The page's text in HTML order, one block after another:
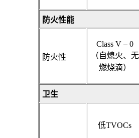
防火性能
防火性
Class V – 0
（自熄火、无
燃烧滴）
卫生
低TVOCs